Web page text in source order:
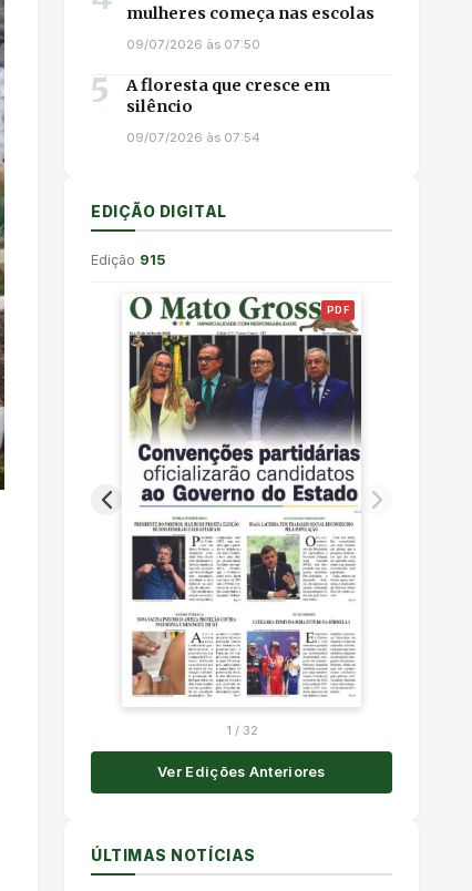
mulheres começa nas escolas
09/07/2026 às 07:50
5
A floresta que cresce em
silêncio
09/07/2026 às 07:54
EDIÇÃO DIGITAL
Edição 915
PDF
1 / 32
Ver Edições Anteriores
ÚLTIMAS NOTÍCIAS